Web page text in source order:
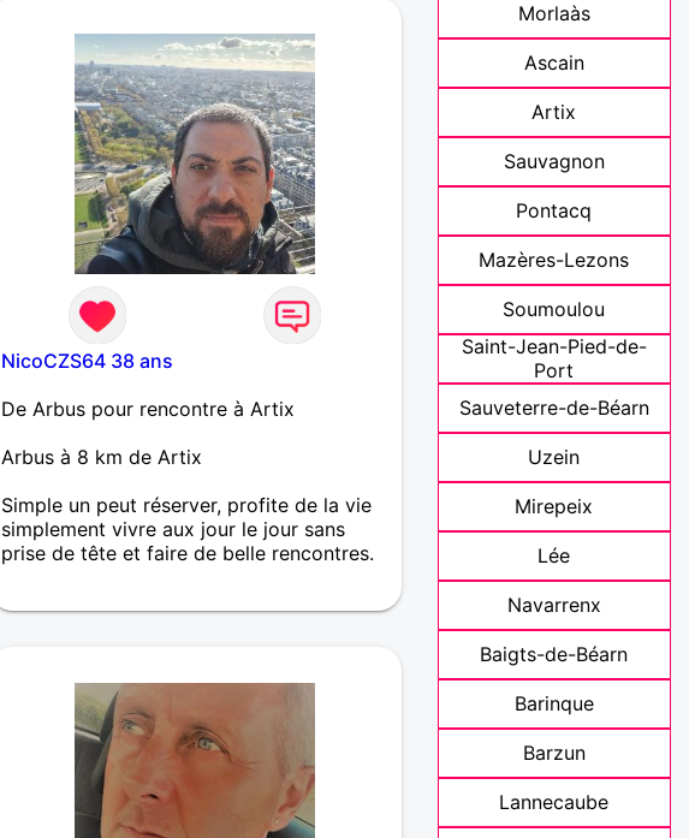
écrivez moi.
NicoCZS64 38 ans
De Arbus pour rencontre à Artix
Arbus à 8 km de Artix
Simple un peut réserver, profite de la vie
simplement vivre aux jour le jour sans
prise de tête et faire de belle rencontres.
Morlaàs
Ascain
Artix
Sauvagnon
Pontacq
Mazères-Lezons
Soumoulou
Saint-Jean-Pied-de-
Port
Sauveterre-de-Béarn
Uzein
Mirepeix
Lée
Navarrenx
Baigts-de-Béarn
Barinque
Barzun
Lannecaube